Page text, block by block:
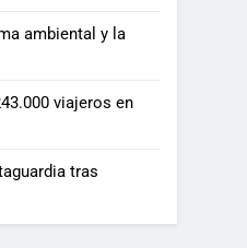
ambiental y la
viajeros en
tras